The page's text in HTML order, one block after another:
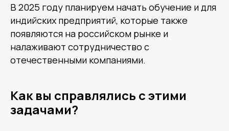
В 2025 году планируем начать обучение и для
индийских предприятий, которые также
появляются на российском рынке и
налаживают сотрудничество с
отечественными компаниями.
Как вы справлялись с этими
задачами?